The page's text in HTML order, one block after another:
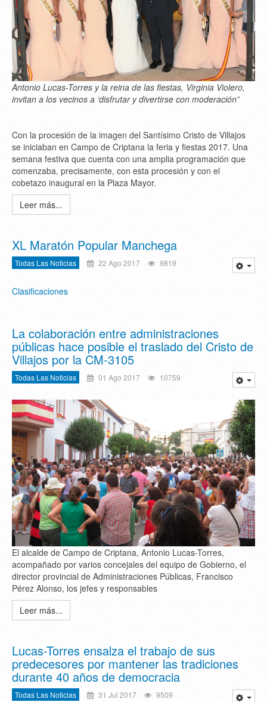
Antonio Lucas-Torres y la reina de las fiestas, Virginia Violero,
invitan a los vecinos a ‘disfrutar y divertirse con moderación”
Con la procesión de la imagen del Santísimo Cristo de Villajos
se iniciaban en Campo de Criptana la feria y fiestas 2017. Una
semana festiva que cuenta con una amplia programación que
comenzaba, precisamente, con esta procesión y con el
cobetazo inaugural en la Plaza Mayor.
Leer más...
XL Maratón Popular Manchega
Todas Las Noticias 22 Ago 2017 9819
Clasificaciones
La colaboración entre administraciones
públicas hace posible el traslado del Cristo de
Villajos por la CM-3105
Todas Las Noticias 01 Ago 2017 10759
El alcalde de Campo de Criptana, Antonio Lucas-Torres,
acompañado por varios concejales del equipo de Gobierno, el
director provincial de Administraciones Públicas, Francisco
Pérez Alonso, los jefes y responsables
Leer más...
Lucas-Torres ensalza el trabajo de sus
predecesores por mantener las tradiciones
durante 40 años de democracia
Todas Las Noticias 31 Jul 2017 9509